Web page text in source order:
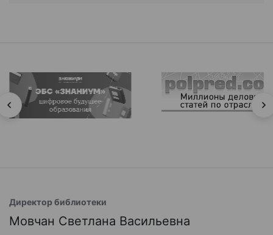
Директор библиотеки
Мовчан Светлана Васильевна